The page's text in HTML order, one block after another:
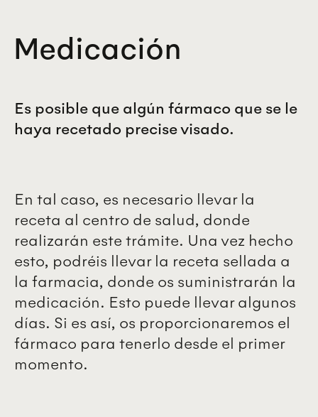
Medicación
Es posible que algún fármaco que se le
haya recetado precise visado.
En tal caso, es necesario llevar la
receta al centro de salud, donde
realizarán este trámite. Una vez hecho
esto, podréis llevar la receta sellada a
la farmacia, donde os suministrarán la
medicación. Esto puede llevar algunos
días. Si es así, os proporcionaremos el
fármaco para tenerlo desde el primer
momento.